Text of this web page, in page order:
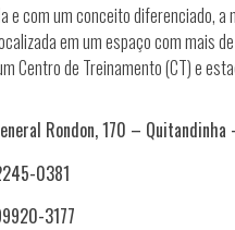
e com um conceito diferenciado,
em um espaço com mais
Centro de Treinamento (CT) e
Rondon, 170 –
0381
3177